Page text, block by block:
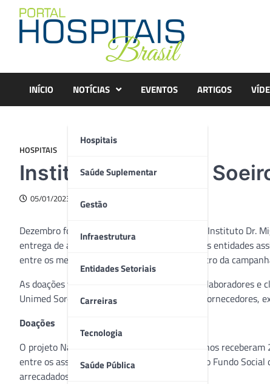
content
INÍCIO NOTÍCIAS
Hospitais
Saúde Suplementar
Gestão
Infraestrutura
Entidades Setoriais
Carreiras
Tecnologia
Saúde Pública
EVENTOS ARTIGOS
HOSPITAIS
Instituto Dr. Miguel
05/01/2023
Dezembro foi um mês de solidariedade para o Instituto Dr.
entrega de alimentos e panettones para várias entidades
entre os meses de novembro e dezembro dentro da
As doações vieram de médicos cooperados, colaboradores
Unimed Sorocaba”, que reúne colaboradores,
Doações
O projeto Natal Sem Fome e a Vila dos Velhinhos
entre os assistidos de ambas as entidades. Já o Fundo
arrecadados pelo Instituto.